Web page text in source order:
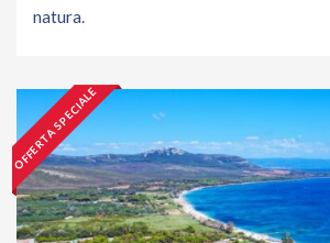
natura.
OFFERTA SPECIALE